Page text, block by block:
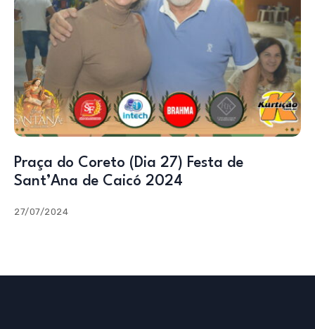
Praça do Coreto (Dia 27) Festa de
Sant’Ana de Caicó 2024
27/07/2024